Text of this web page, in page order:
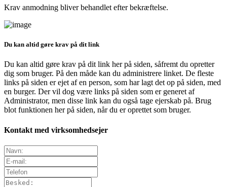
Krav anmodning bliver behandlet efter bekræftelse.
Du kan altid gøre krav på dit link
Du kan altid gøre krav på dit link her på siden, såfremt du opretter
dig som bruger. På den måde kan du administrere linket. De fleste
links på siden er ejet af en person, som har lagt det op på siden, med
en burger. Der vil dog være links på siden som er generet af
Administrator, men disse link kan du også tage ejerskab på. Brug
blot funktionen her på siden, når du er oprettet som bruger.
Kontakt med virksomhedsejer